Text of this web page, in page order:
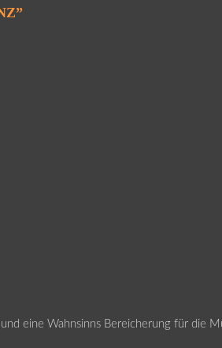
”
eine Wahnsinns Bereicherung für die